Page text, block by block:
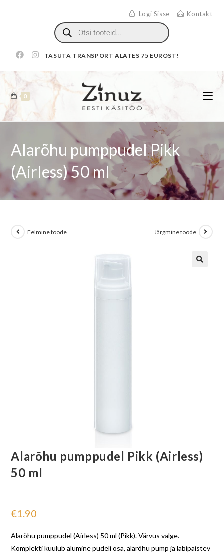
Logi Sisse Kontakt
TASUTA TRANSPORT ALATES 75 EUROST!
0
Alarõhu pumppudel Pikk
(Airless) 50 ml
Eelmine toode Järgmine toode
Alarõhu pumppudel Pikk (Airless)
50 ml
€1.90
Alarõhu pumppudel (Airless) 50 ml (Pikk). Värvus valge.
Komplekti kuulub alumine pudeli osa, alarõhu pump ja läbipaistev